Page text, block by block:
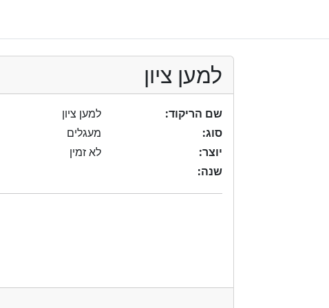
למען ציון
שם הריקוד:
למען ציון
סוג:
מעגלים
יוצר:
לא זמין
שנה: